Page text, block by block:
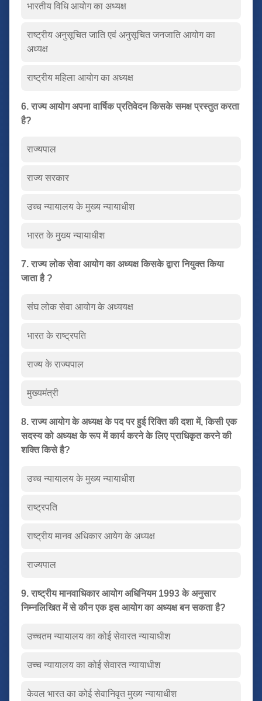
भारतीय विधि आयोग का अध्यक्ष
राष्ट्रीय अनुसूचित जाति एवं अनुसूचित जनजाति आयोग का
अध्यक्ष
राष्ट्रीय महिला आयोग का अध्यक्ष
6. राज्य आयोग अपना वार्षिक प्रतिवेदन किसके समक्ष प्रस्तुत करता
है?
राज्यपाल
राज्य सरकार
उच्च न्यायालय के मुख्य न्यायाधीश
भारत के मुख्य न्यायाधीश
7. राज्य लोक सेवा आयोग का अध्यक्ष किसके द्वारा नियुक्त किया
जाता है ?
संघ लोक सेवा आयोग के अध्ययक्ष
भारत के राष्ट्रपति
राज्य के राज्यपाल
मुख्यमंत्री
8. राज्य आयोग के अध्यक्ष के पद पर हुई रिक्ति की दशा में, किसी एक
सदस्य को अध्यक्ष के रूप में कार्य करने के लिए प्राधिकृत करने की
शक्ति किसे है?
उच्च न्यायालय के मुख्य न्यायाधीश
राष्ट्रपति
राष्ट्रीय मानव अधिकार आयेग के अध्यक्ष
राज्यपाल
9. राष्ट्रीय मानवाधिकार आयोग अधिनियम 1993 के अनुसार
निम्नलिखित में से कौन एक इस आयोग का अध्यक्ष बन सकता है?
उच्चतम न्यायालय का कोई सेवारत न्यायाधीश
उच्च न्यायालय का कोई सेवारत न्यायाधीश
केवल भारत का कोई सेवानिवृत मुख्य न्यायाधीश